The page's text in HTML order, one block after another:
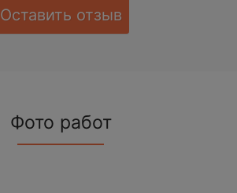
Оставить отзыв
Фото работ